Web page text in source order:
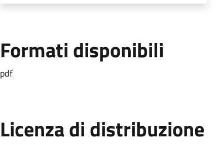
Formati disponibili
pdf
Licenza di distribuzione